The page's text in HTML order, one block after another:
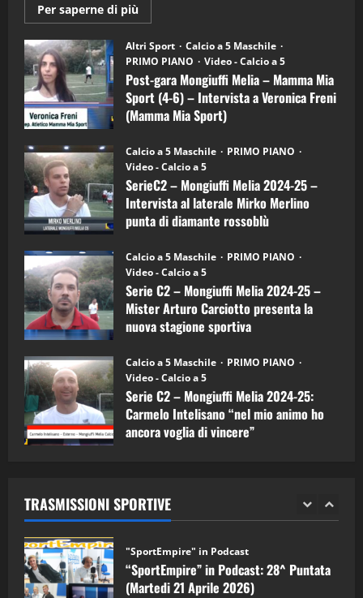
Per saperne di più
informazioni
Post-
gara
Mongiuffi
Melia
–
Mamma
Mia
Sport
6)
–
Intervista
a
mister
Arturo
Carciotto
(Mongiuffi
Altri Sport
Calcio a 5 Maschile
PRIMO PIANO
Video - Calcio a 5
Post-gara Mongiuffi Melia – Mamma Mia
Sport (4-6) – Intervista a Veronica Freni
(Mamma Mia Sport)
Calcio a 5 Maschile
PRIMO PIANO
Video - Calcio a 5
SerieC2 – Mongiuffi Melia 2024-25 –
Intervista al laterale Mirko Merlino
punta di diamante rossoblù
Calcio a 5 Maschile
PRIMO PIANO
Video - Calcio a 5
Serie C2 – Mongiuffi Melia 2024-25 –
Mister Arturo Carciotto presenta la
nuova stagione sportiva
Calcio a 5 Maschile
PRIMO PIANO
Video - Calcio a 5
Serie C2 – Mongiuffi Melia 2024-25:
Carmelo Intelisano “nel mio animo ho
ancora voglia di vincere”
TRASMISSIONI SPORTIVE
3
“SportEmpire” in Podcast: 28^ Puntata
(Martedi 21 Aprile 2026)
21/04/2026
4
"SportEmpire" in Podcast
“SportEmpire” in Podcast: 27^ Puntata
(Martedi 14 Aprile 2026)
15/04/2026
5
"SportEmpire" in Podcast
“SportEmpire” in Podcast: 26^ Puntata
(Martedi 07 Aprile 2026)
08/04/2026
1
"SportEmpire" in Podcast
“SportEmpire” in Podcast: 30^ Puntata
(Martedi 05 Maggio 2026)
08/05/2026
2
"SportEmpire" in Podcast
28/04/2026
"SportEmpire" in Podcast
“SportEmpire” in Podcast: 28^ Puntata
(Martedi 21 Aprile 2026)